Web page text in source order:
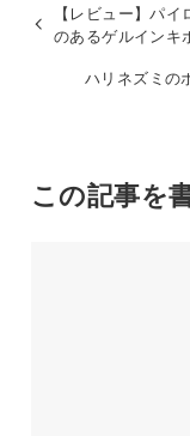
【レビュー】パ
のあるゲルインキ
ハリネズミの
この記事を